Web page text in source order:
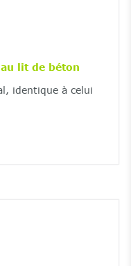
lit de béton
identique à celui